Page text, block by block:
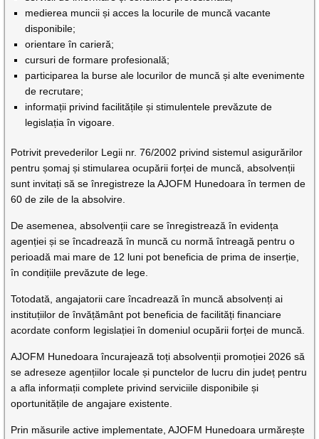
medierea muncii și acces la locurile de muncă vacante
disponibile;
orientare în carieră;
cursuri de formare profesională;
participarea la burse ale locurilor de muncă și alte evenimente
de recrutare;
informații privind facilitățile și stimulentele prevăzute de
legislația în vigoare.
Potrivit prevederilor Legii nr. 76/2002 privind sistemul asigurărilor
pentru șomaj și stimularea ocupării forței de muncă, absolvenții
sunt invitați să se înregistreze la AJOFM Hunedoara în termen de
60 de zile de la absolvire.
De asemenea, absolvenții care se înregistrează în evidența
agenției și se încadrează în muncă cu normă întreagă pentru o
perioadă mai mare de 12 luni pot beneficia de prima de inserție,
în condițiile prevăzute de lege.
Totodată, angajatorii care încadrează în muncă absolvenți ai
instituțiilor de învățământ pot beneficia de facilități financiare
acordate conform legislației în domeniul ocupării forței de muncă.
AJOFM Hunedoara încurajează toți absolvenții promoției 2026 să
se adreseze agențiilor locale și punctelor de lucru din județ pentru
a afla informații complete privind serviciile disponibile și
oportunitățile de angajare existente.
Prin măsurile active implementate, AJOFM Hunedoara urmărește